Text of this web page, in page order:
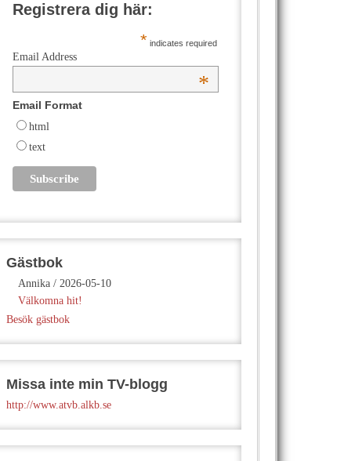
Registrera dig här:
* indicates required
Email Address
*
Email Format
html
text
Gästbok
Annika / 2026-05-10
Välkomna hit!
Besök gästbok
Missa inte min TV-blogg
http://www.atvb.alkb.se